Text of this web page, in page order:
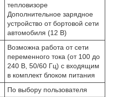
тепловизоре
Дополнительное зарядное
устройство от бортовой сети
автомобиля (12 В)
Возможна работа от сети
переменного тока (от 100 до
240 В, 50/60 Гц) с входящим
в комплект блоком питания
По выбору пользователя